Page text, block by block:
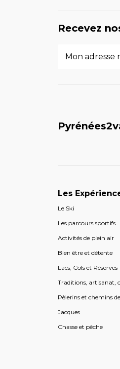
Recevez
Les
Le Ski
Les parcours sportifs
Activités de plein air
Bien être et détente
Lacs, Cols et Réserves
Traditions, artisanat,
Pèlerins et chemins
Jacques
Chasse et pêche